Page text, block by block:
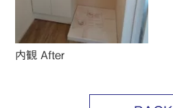
内観 After